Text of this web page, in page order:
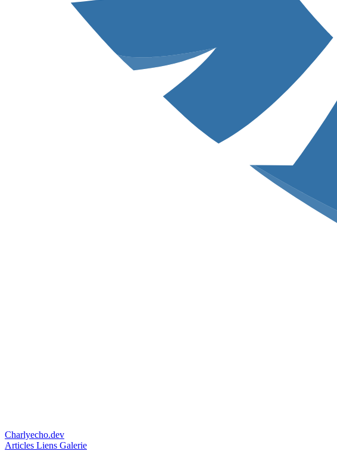
Charlyecho.dev
Articles Liens Galerie